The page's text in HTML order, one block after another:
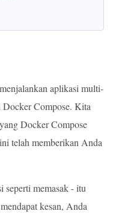
aplikasi multi-
Docker Compose. Kita
Docker Compose
telah memberikan Anda
seperti memasak - itu
kesan, Anda